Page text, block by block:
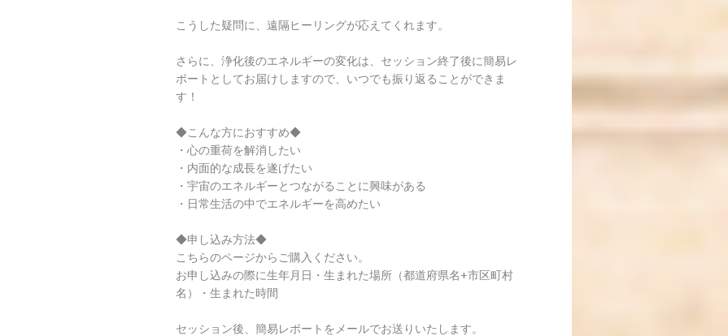
こうした疑問に、遠隔ヒーリングが応えてくれます。
さらに、浄化後のエネルギーの変化は、セッション終了後に簡易レ
ポートとしてお届けしますので、いつでも振り返ることができま
す！
◆こんな方におすすめ◆
・心の重荷を解消したい
・内面的な成長を遂げたい
・宇宙のエネルギーとつながることに興味がある
・日常生活の中でエネルギーを高めたい
◆申し込み方法◆
こちらのページからご購入ください。
お申し込みの際に生年月日・生まれた場所（都道府県名+市区町村
名）・生まれた時間
セッション後、簡易レポートをメールでお送りいたします。